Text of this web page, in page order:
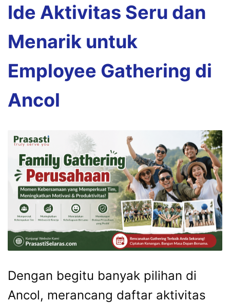
Ide Aktivitas Seru dan
Menarik untuk
Employee Gathering di
Ancol
Dengan begitu banyak pilihan di
Ancol, merancang daftar aktivitas